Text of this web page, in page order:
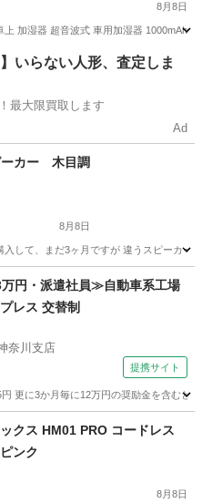
8月8日
加湿器 超音波式 車用加湿器 1000mAh
家電いらない人形、査定しま
最大限買取します
Ad
カー 木目調
8月8日
して、まだ3ヶ月ですが 違うスピーカ
オ funlogy
円・派遣社員≫自動車系工場
レス 交替制
奈川支店
提携サイト
更に3か月毎に12万円の奨励金を含む
クス HM01 PRO コードレス
ンク
8月8日